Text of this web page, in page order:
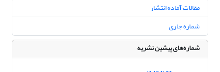
مقالات آماده انتشار
شماره جاری
شماره‌های پیشین نشریه